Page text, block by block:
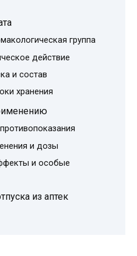
группа
действие
и состав
хранения
и дозы
и особые
из аптек